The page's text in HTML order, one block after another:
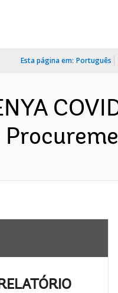
Esta página em: Português